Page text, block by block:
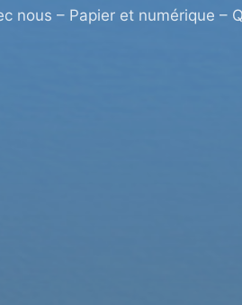
nous – Papier et numérique –